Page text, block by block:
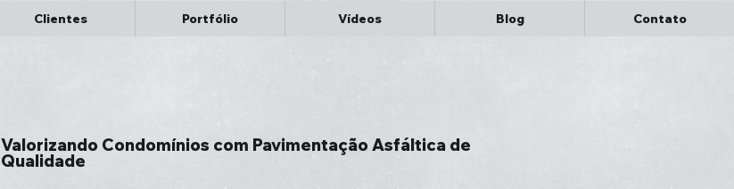
Clientes Portfólio Vídeos Blog Contato
Valorizando Condomínios com Pavimentação Asfáltica de
Qualidade